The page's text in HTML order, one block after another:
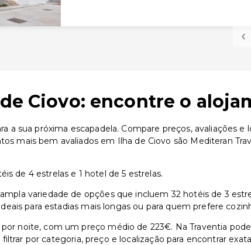
Ciovo: encontre o
sua próxima escapadela. Compare preços, avaliações e
mais bem avaliados em Ilha de Ciovo são Mediteran
de 4 estrelas e 1 hotel de 5 estrelas.
variedade de opções que incluem 32 hotéis de 3
para estadias mais longas ou para quem prefere
noite, com um preço médio de 223€. Na Traventia
por categoria, preço e localização para encontrar